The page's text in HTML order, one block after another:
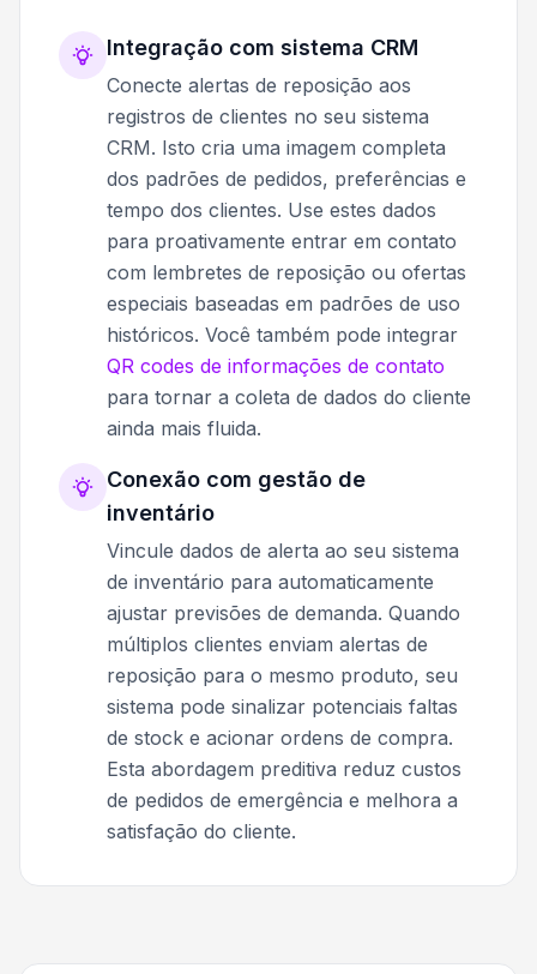
Integração com sistema CRM
Conecte alertas de reposição aos
registros de clientes no seu sistema
CRM. Isto cria uma imagem completa
dos padrões de pedidos, preferências e
tempo dos clientes. Use estes dados
para proativamente entrar em contato
com lembretes de reposição ou ofertas
especiais baseadas em padrões de uso
históricos. Você também pode integrar
QR codes de informações de contato
para tornar a coleta de dados do cliente
ainda mais fluida.
Conexão com gestão de
inventário
Vincule dados de alerta ao seu sistema
de inventário para automaticamente
ajustar previsões de demanda. Quando
múltiplos clientes enviam alertas de
reposição para o mesmo produto, seu
sistema pode sinalizar potenciais faltas
de stock e acionar ordens de compra.
Esta abordagem preditiva reduz custos
de pedidos de emergência e melhora a
satisfação do cliente.